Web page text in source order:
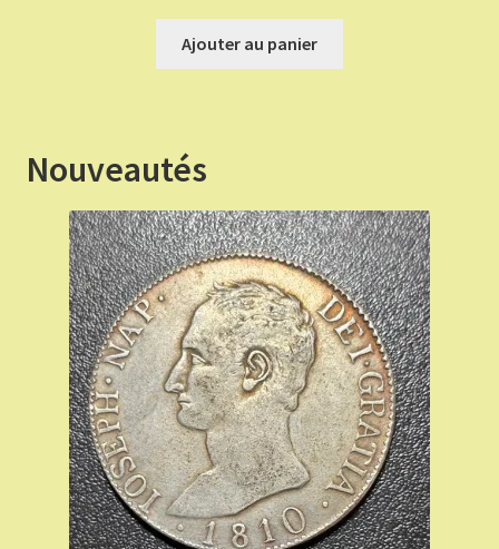
initial
était :
actuel
est :
Ajouter au panier
Nouveautés